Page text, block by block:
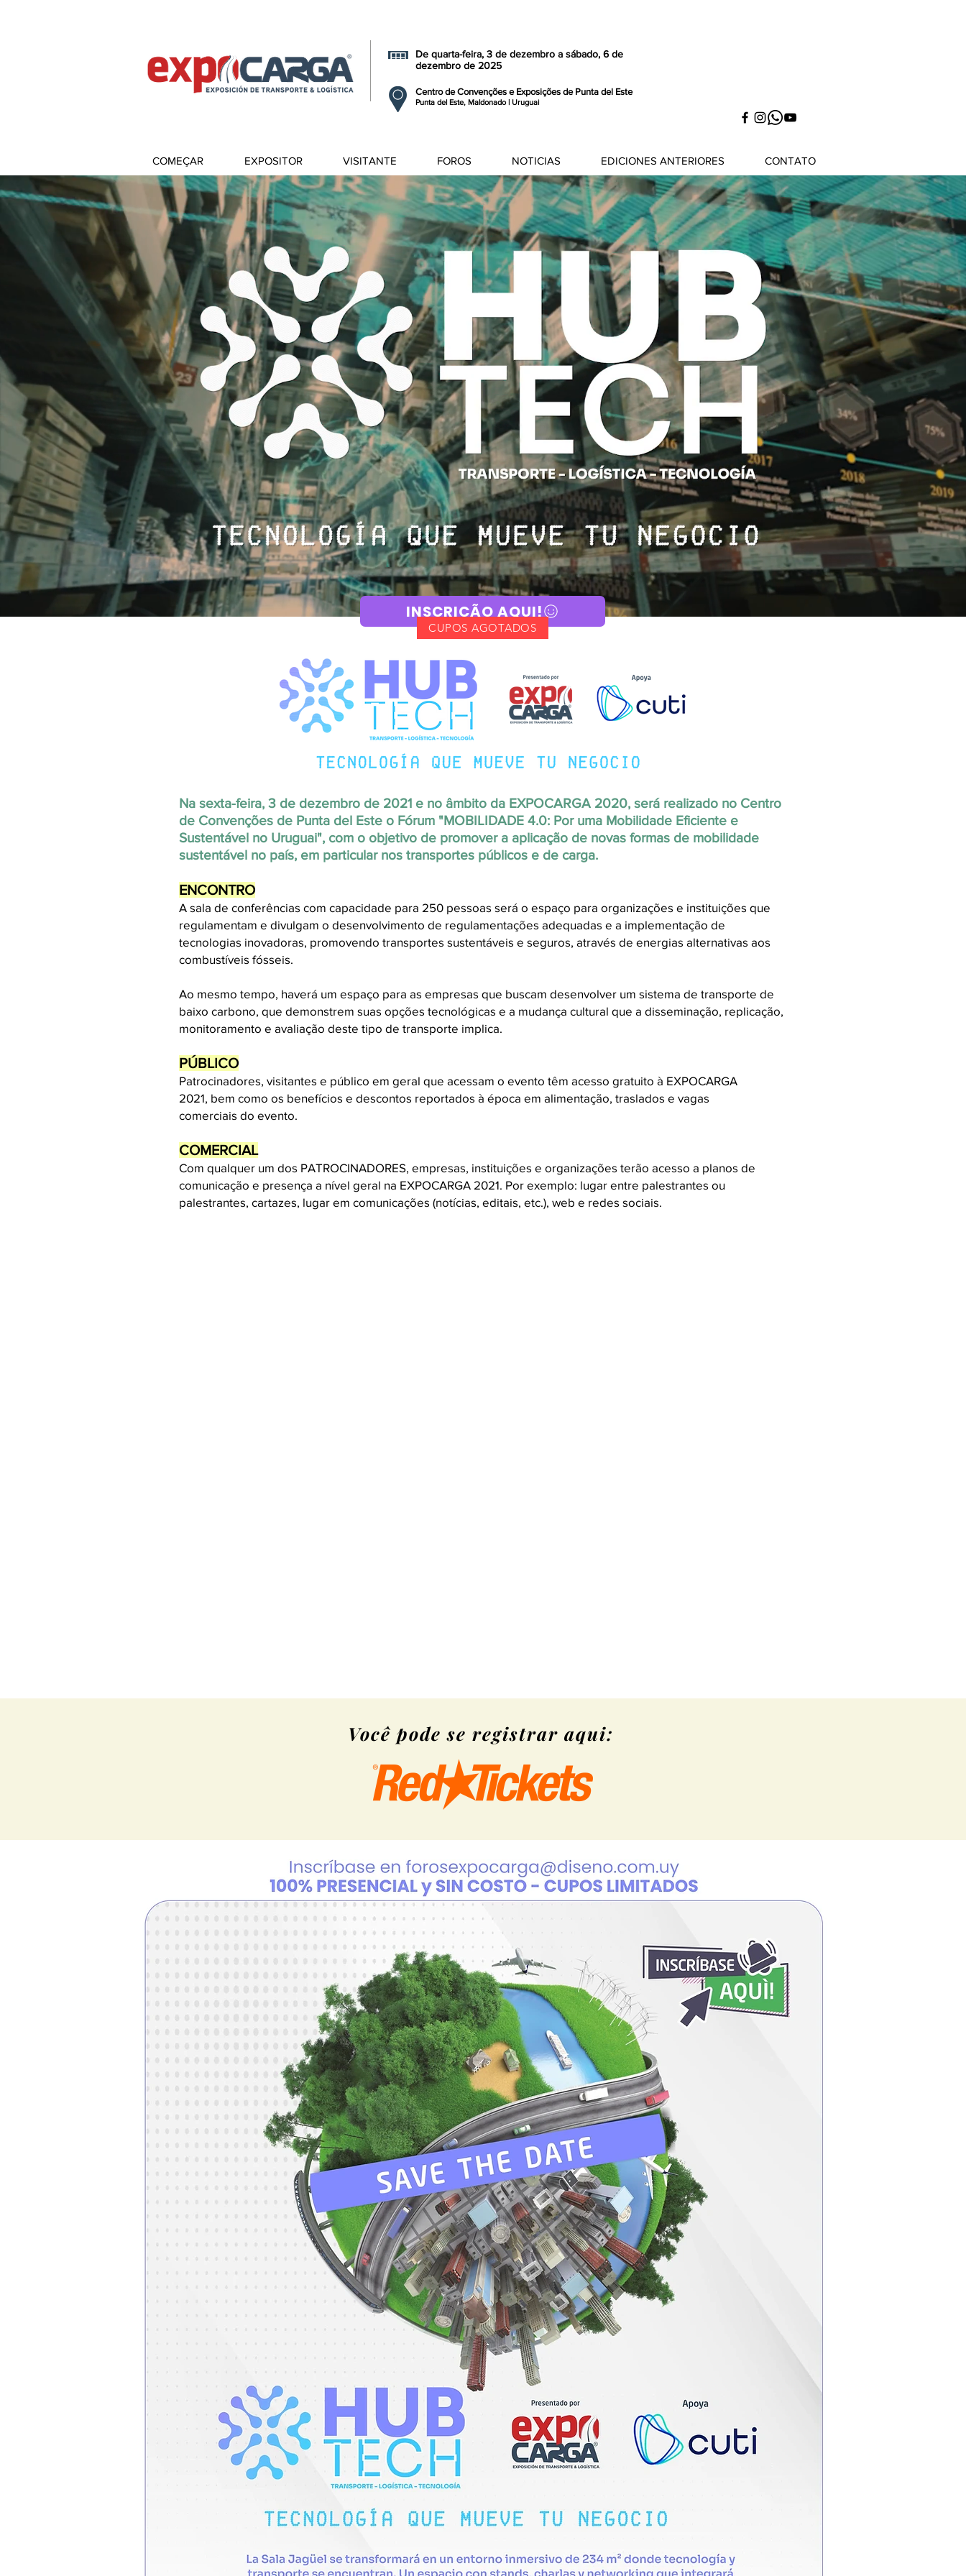
Centro de Convenções e Exposições de Punta del Este
Punta del Este, Maldonado | Uruguai
De quarta-feira, 3 de dezembro a sábado, 6 de
dezembro de 2025
COMEÇAR EXPOSITOR VISITANTE FOROS NOTICIAS EDICIONES ANTERIORES CONTATO
INSCRIÇÃO AQUI!
CUPOS AGOTADOS
Na sexta-feira, 3 de dezembro de 2021 e no âmbito da EXPOCARGA 2020, será realizado no Centro
de Convenções de Punta del Este o Fórum "MOBILIDADE 4.0: Por uma Mobilidade Eficiente e
Sustentável no Uruguai", com o objetivo de promover a aplicação de novas formas de mobilidade
sustentável no país, em particular nos transportes públicos e de carga.
ENCONTRO
A sala de conferências com capacidade para 250 pessoas será o espaço para organizações e instituições que
regulamentam e divulgam o desenvolvimento de regulamentações adequadas e a implementação de
tecnologias inovadoras, promovendo transportes sustentáveis e seguros, através de energias alternativas aos
combustíveis fósseis.
Ao mesmo tempo, haverá um espaço para as empresas que buscam desenvolver um sistema de transporte de
baixo carbono, que demonstrem suas opções tecnológicas e a mudança cultural que a disseminação, replicação,
monitoramento e avaliação deste tipo de transporte implica.
PÚBLICO
Patrocinadores, visitantes e público em geral que acessam o evento têm acesso gratuito à EXPOCARGA
2021, bem como os benefícios e descontos reportados à época em alimentação, traslados e vagas
comerciais do evento.
COMERCIAL
Com qualquer um dos PATROCINADORES, empresas, instituições e organizações terão acesso a planos de
comunicação e presença a nível geral na EXPOCARGA 2021. Por exemplo: lugar entre palestrantes ou
palestrantes, cartazes, lugar em comunicações (notícias, editais, etc.), web e redes sociais.
Você pode se registrar aqui: